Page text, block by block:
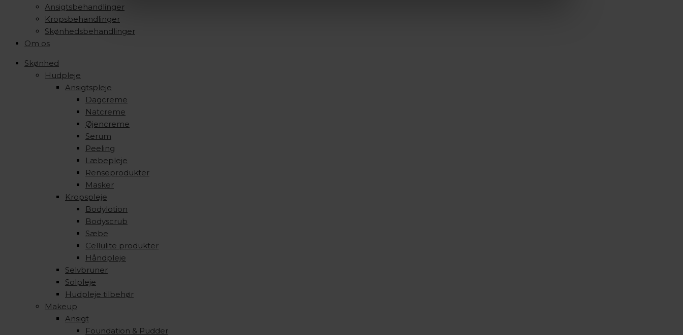
Ansigtsbehandlinger
Kropsbehandlinger
Skønhedsbehandlinger
Om os
Skønhed
Hudpleje
Ansigtspleje
Dagcreme
Natcreme
Øjencreme
Serum
Peeling
Læbepleje
Renseprodukter
Masker
Kropspleje
Bodylotion
Bodyscrub
Sæbe
Cellulite produkter
Håndpleje
Selvbruner
Solpleje
Hudpleje tilbehør
Makeup
Ansigt
Foundation & Pudder